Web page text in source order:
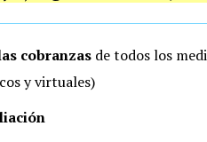
cobranzasde todos los
y virtuales)